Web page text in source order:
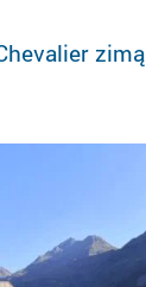
zimą